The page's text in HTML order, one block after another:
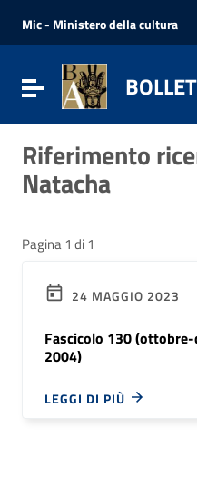
Vai al menu di navigazione
Vai al footer
Mic - Ministero della cultura
Attiva / disattiva la
Riferimento
Natacha
Pagina 1 di 1
24 MAGGIO 2023
Fascicolo 130
2004)
LEGGI DI PIÙ